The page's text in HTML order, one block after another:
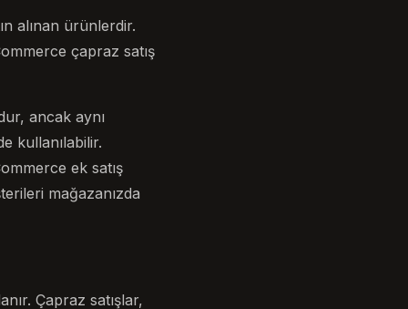
alınan ürünlerdir.
çapraz satış
ancak aynı
kullanılabilir.
ek satış
mağazanızda
Çapraz satışlar,